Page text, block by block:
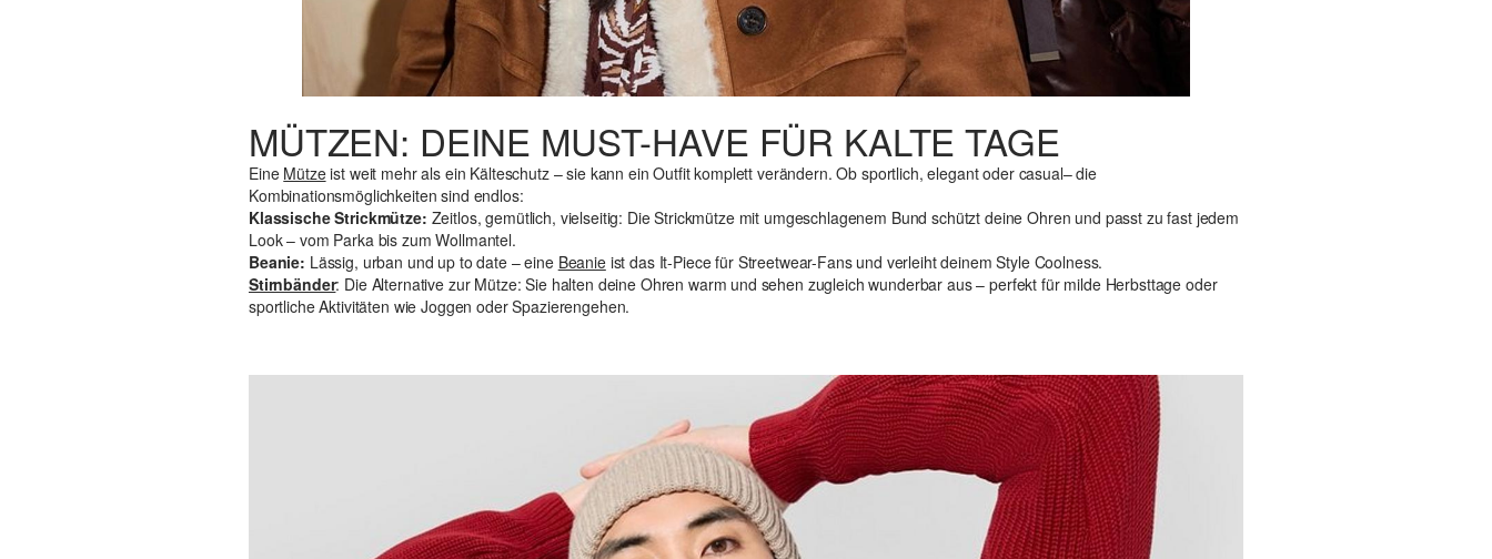
MÜTZEN: DEINE MUST-HAVE FÜR KALTE TAGE
Eine Mützeist weit mehr als ein Kälteschutz – sie kann ein Outfit komplett verändern. Ob sportlich, elegant oder casual– die
Kombinationsmöglichkeiten sind endlos:
Klassische Strickmütze: Zeitlos, gemütlich, vielseitig: Die Strickmütze mit umgeschlagenem Bund schützt deine Ohren und passt zu fast jedem
Look – vom Parka bis zum Wollmantel.
Beanie: Lässig, urban und up to date – eine Beanieist das It-Piece für Streetwear-Fans und verleiht deinem Style Coolness.
Stirnbänder: Die Alternative zur Mütze: Sie halten deine Ohren warm und sehen zugleich wunderbar aus – perfekt für milde Herbsttage oder
sportliche Aktivitäten wie Joggen oder Spazierengehen.